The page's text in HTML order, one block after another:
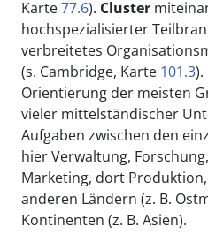
Karte77.6). Cluster
hochspezialisierter
verbreitetes
(s. Cambridge, Karte 101.3).
Orientierung der meisten
vieler mittelständischer
Aufgaben zwischen den
hier Verwaltung,
Marketing, dort
anderen Ländern (z. B.
Kontinenten (z. B. Asien).